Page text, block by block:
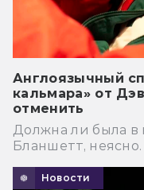
Англоязычный
кальмара» от
отменить
Должна ли была в
Бланшетт, неясно.
Новости